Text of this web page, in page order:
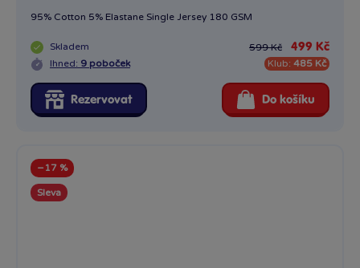
95% Cotton 5% Elastane Single Jersey 180 GSM
Skladem
Ihned: 9 poboček
599 Kč 499 Kč
Klub: 485 Kč
Rezervovat Do košíku
−17 %
Sleva